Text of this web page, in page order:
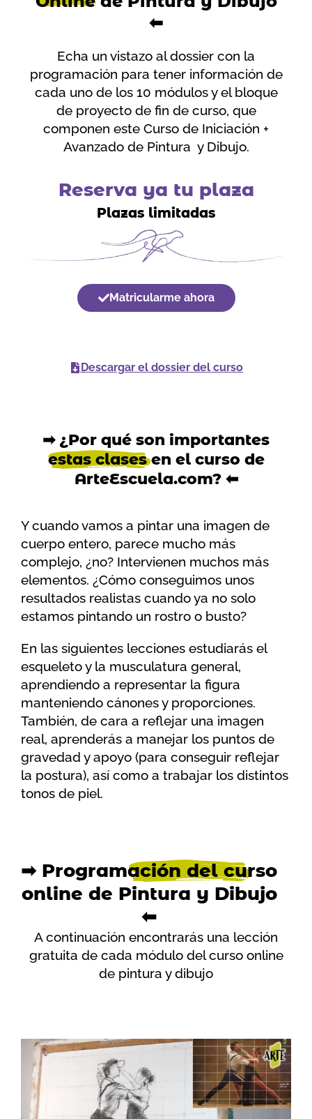
⬅
Echa un vistazo al dossier con la
programación para tener información de
cada uno de los 10 módulos y el bloque
de proyecto de fin de curso, que
componen este Curso de Iniciación +
Avanzado de Pintura y Dibujo.
Reserva ya tu plaza
Plazas limitadas
Matricularme ahora
Descargar el dossier del curso
➡ ¿Por qué son importantes
estas clasesen el curso de
ArteEscuela.com? ⬅
Y cuando vamos a pintar una imagen de
cuerpo entero, parece mucho más
complejo, ¿no? Intervienen muchos más
elementos. ¿Cómo conseguimos unos
resultados realistas cuando ya no solo
estamos pintando un rostro o busto?
En las siguientes lecciones estudiarás el
esqueleto y la musculatura general,
aprendiendo a representar la figura
manteniendo cánones y proporciones.
También, de cara a reflejar una imagen
real, aprenderás a manejar los puntos de
gravedad y apoyo (para conseguir reflejar
la postura), así como a trabajar los distintos
tonos de piel.
➡ Programación del curso
online de Pintura y Dibujo
⬅
A continuación encontrarás una lección
gratuita de cada módulo del curso online
de pintura y dibujo